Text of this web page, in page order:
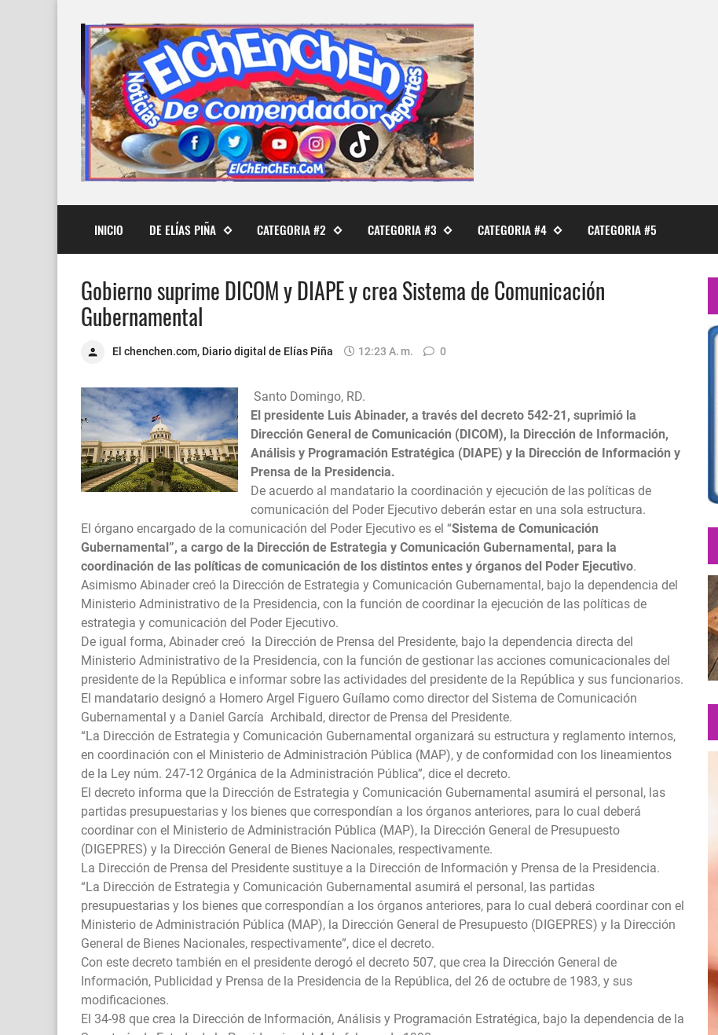
INICIO DE ELÍAS PIÑA CATEGORIA #2 CATEGORIA #3 CATEGORIA #4 CATEGORIA #5
Gobierno suprime DICOM y DIAPE y crea Sistema de Comunicación
Gubernamental
El chenchen.com, Diario digital de Elías Piña 12:23 A. M. 0
Santo Domingo, RD.
El presidente Luis Abinader, a través del decreto 542-21, suprimió la
Dirección General de Comunicación (DICOM), la Dirección de Información,
Análisis y Programación Estratégica (DIAPE) y la Dirección de Información y
Prensa de la Presidencia.
De acuerdo al mandatario la coordinación y ejecución de las políticas de
comunicación del Poder Ejecutivo deberán estar en una sola estructura.
El órgano encargado de la comunicación del Poder Ejecutivo es el “Sistema de Comunicación
Gubernamental”, a cargo de la Dirección de Estrategia y Comunicación Gubernamental, para la
coordinación de las políticas de comunicación de los distintos entes y órganos del Poder Ejecutivo.
Asimismo Abinader creó la Dirección de Estrategia y Comunicación Gubernamental, bajo la dependencia del
Ministerio Administrativo de la Presidencia, con la función de coordinar la ejecución de las políticas de
estrategia y comunicación del Poder Ejecutivo.
De igual forma, Abinader creó la Dirección de Prensa del Presidente, bajo la dependencia directa del
Ministerio Administrativo de la Presidencia, con la función de gestionar las acciones comunicacionales del
presidente de la República e informar sobre las actividades del presidente de la República y sus funcionarios.
El mandatario designó a Homero Argel Figuero Guílamo como director del Sistema de Comunicación
Gubernamental y a Daniel García Archibald, director de Prensa del Presidente.
“La Dirección de Estrategia y Comunicación Gubernamental organizará su estructura y reglamento internos,
en coordinación con el Ministerio de Administración Pública (MAP), y de conformidad con los lineamientos
de la Ley núm. 247-12 Orgánica de la Administración Pública”, dice el decreto.
El decreto informa que la Dirección de Estrategia y Comunicación Gubernamental asumirá el personal, las
partidas presupuestarias y los bienes que correspondían a los órganos anteriores, para lo cual deberá
coordinar con el Ministerio de Administración Pública (MAP), la Dirección General de Presupuesto
(DIGEPRES) y la Dirección General de Bienes Nacionales, respectivamente.
La Dirección de Prensa del Presidente sustituye a la Dirección de Información y Prensa de la Presidencia.
“La Dirección de Estrategia y Comunicación Gubernamental asumirá el personal, las partidas
presupuestarias y los bienes que correspondían a los órganos anteriores, para lo cual deberá coordinar con el
Ministerio de Administración Pública (MAP), la Dirección General de Presupuesto (DIGEPRES) y la Dirección
General de Bienes Nacionales, respectivamente”, dice el decreto.
Con este decreto también en el presidente derogó el decreto 507, que crea la Dirección General de
Información, Publicidad y Prensa de la Presidencia de la República, del 26 de octubre de 1983, y sus
modificaciones.
El 34-98 que crea la Dirección de Información, Análisis y Programación Estratégica, bajo la dependencia de la